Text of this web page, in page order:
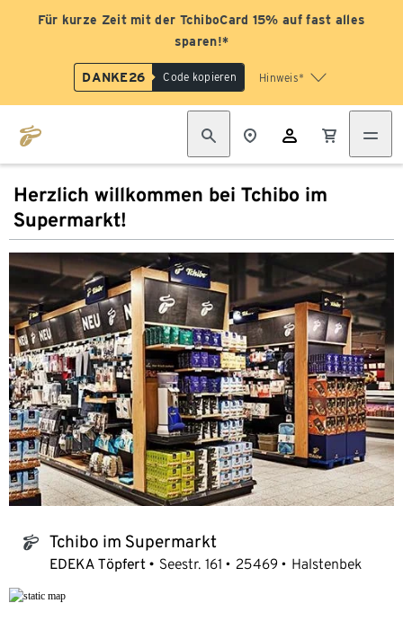
Für kurze Zeit mit der TchiboCard 15% auf fast alles
sparen!*
DANKE26 Code kopieren Hinweis*
Herzlich willkommen bei Tchibo im
Supermarkt!
tchibo_logo Tchibo im Supermarkt
EDEKA Töpfert Seestr. 161 25469 Halstenbek